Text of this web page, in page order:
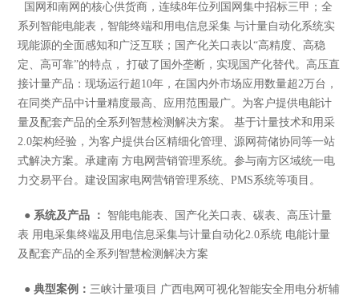
国网和南网的核心供货商，连续8年位列国网集中招标三甲；全
系列智能电能表，智能终端和用电信息采集 与计量自动化系统实
现能源的全面感知和广泛互联；国产化关口表以“高精度、高稳
定、高可靠”的特点， 打破了国外垄断，实现国产化替代。高压直
接计量产品：现场运行超10年，在国内外市场应用数量超2万台，
在同类产品中计量精度最高、应用范围最广。为客户提供电能计
量及配套产品的全系列智慧检测解决方案。 基于计量技术和用采
2.0架构经验，为客户提供台区精细化管理、源网荷储协同等一站
式解决方案。承建南 方电网营销管理系统。参与南方区域统一电
力交易平台。建设国家电网营销管理系统、PMS系统等项目。
● 系统及产品 ：
智能电能表、国产化关口表、碳表、高压计量
表 用电采集终端及用电信息采集与计量自动化2.0系统 电能计量
及配套产品的全系列智慧检测解决方案
● 典型案例：三峡计量项目 广西电网可视化智能安全用电分析辅